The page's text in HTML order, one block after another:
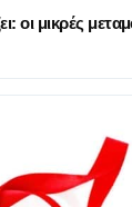
οι μικρές